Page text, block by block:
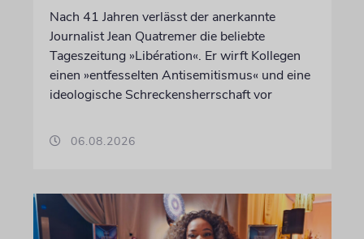
Nach 41 Jahren verlässt der anerkannte
Journalist Jean Quatremer die beliebte
Tageszeitung »Libération«. Er wirft Kollegen
einen »entfesselten Antisemitismus« und eine
ideologische Schreckensherrschaft vor
06.08.2026